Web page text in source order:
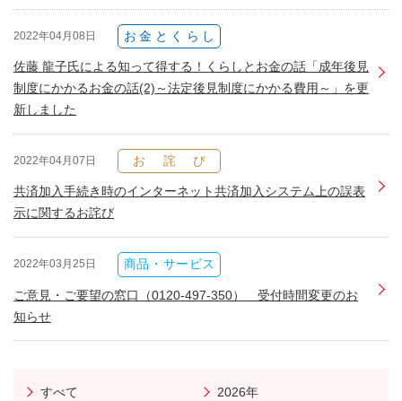
2022年04月08日 お金とくらし
佐藤 龍子氏による知って得する！くらしとお金の話「成年後見
制度にかかるお金の話(2)～法定後見制度にかかる費用～」を更
新しました
2022年04月07日 お詫び
共済加入手続き時のインターネット共済加入システム上の誤表
示に関するお詫び
2022年03月25日 商品・サービス
ご意見・ご要望の窓口（0120-497-350） 受付時間変更のお
知らせ
すべて 2026年